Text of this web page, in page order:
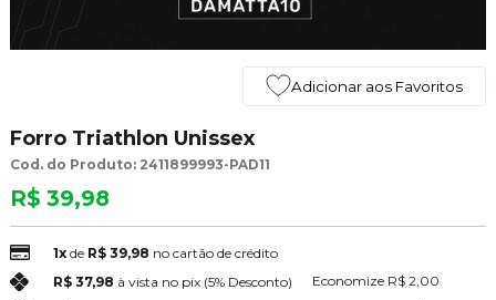
Adicionar aos Favoritos
Forro Triathlon Unissex
Cod. do Produto: 2411899993-PAD11
R$ 39,98
1xde R$ 39,98 no cartão de crédito
R$ 37,98 à vista no pix (5% Desconto) Economize R$ 2,00